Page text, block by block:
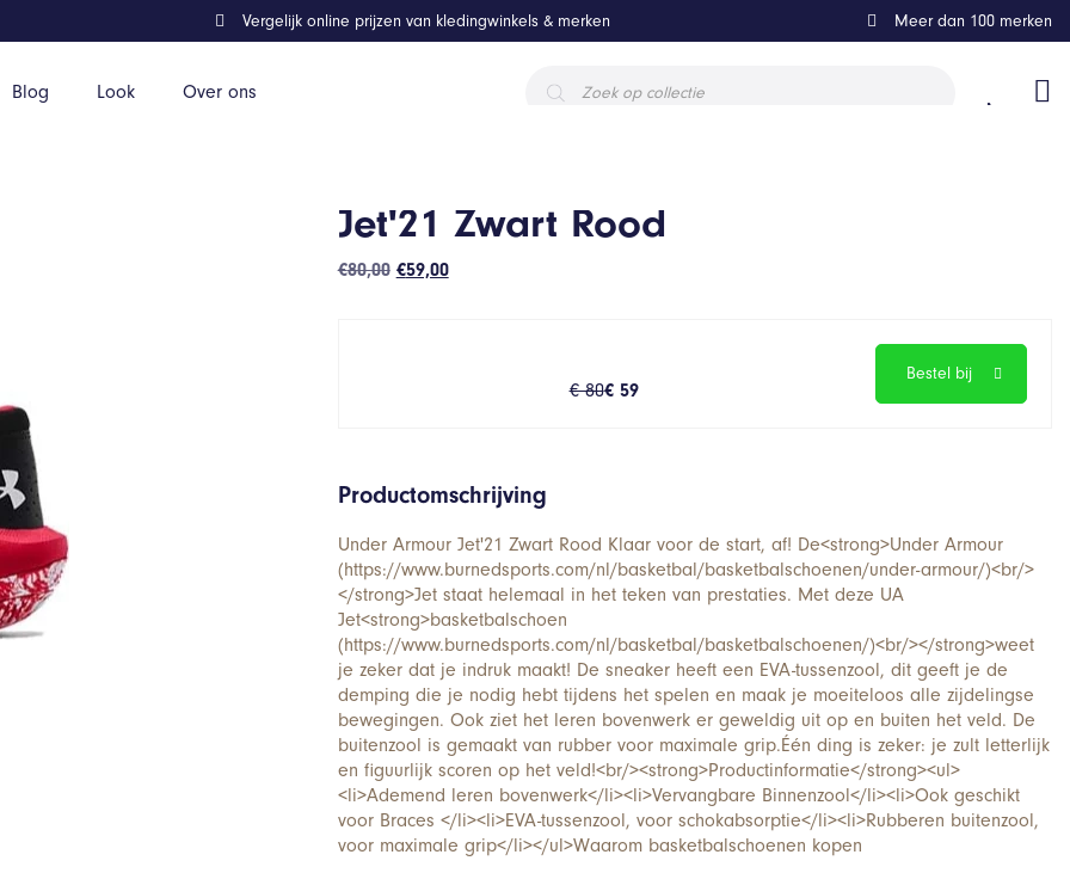
Blog Look Over ons
zoeken
Vergelijk online prijzen van kledingwinkels & merken Meer dan 100 merken
Jet'21 Zwart Rood
€80,00 Oorspronkelijke
€59,00Huidige
€ 80€ 59
Bestel bij
Productomschrijving
Under Armour Jet'21 Zwart Rood Klaar voor de start, af! De<strong>Under Armour
(https://www.burnedsports.com/nl/basketbal/basketbalschoenen/under-armour/)<br/>
</strong>Jet staat helemaal in het teken van prestaties. Met deze UA
Jet<strong>basketbalschoen
(https://www.burnedsports.com/nl/basketbal/basketbalschoenen/)<br/></strong>weet
je zeker dat je indruk maakt! De sneaker heeft een EVA-tussenzool, dit geeft je de
demping die je nodig hebt tijdens het spelen en maak je moeiteloos alle zijdelingse
bewegingen. Ook ziet het leren bovenwerk er geweldig uit op en buiten het veld. De
buitenzool is gemaakt van rubber voor maximale grip.Één ding is zeker: je zult letterlijk
en figuurlijk scoren op het veld!<br/><strong>Productinformatie</strong><ul>
<li>Ademend leren bovenwerk</li><li>Vervangbare Binnenzool</li><li>Ook geschikt
voor Braces </li><li>EVA-tussenzool, voor schokabsorptie</li><li>Rubberen buitenzool,
voor maximale grip</li></ul>Waarom basketbalschoenen kopen